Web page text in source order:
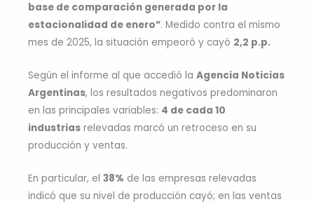
base de comparación generada por la
estacionalidad de enero”. Medido contra el mismo
mes de 2025, la situación empeoró y cayó 2,2 p.p.
Según el informe al que accedió la Agencia Noticias
Argentinas, los resultados negativos predominaron
en las principales variables: 4 de cada 10
industrias relevadas marcó un retroceso en su
producción y ventas.
En particular, el 38% de las empresas relevadas
indicó que su nivel de producción cayó; en las ventas